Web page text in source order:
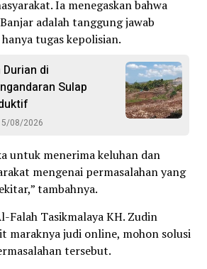
Ia menegaskan bahwa
adalah tanggung jawab
tugas kepolisian.
di
Sulap
5/08/2026
untuk menerima keluhan dan
mengenai permasalahan yang
tambahnya.
Falah Tasikmalaya KH. Zudin
maraknya judi online, mohon solusi
tersebut.